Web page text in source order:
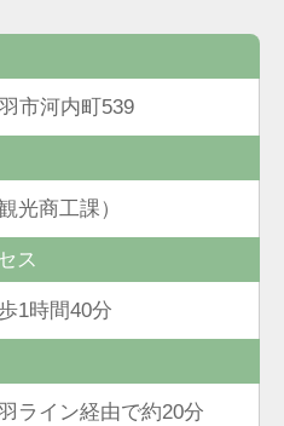
市河内町539
光商工課）
ス
1時間40分
ライン経由で約20分